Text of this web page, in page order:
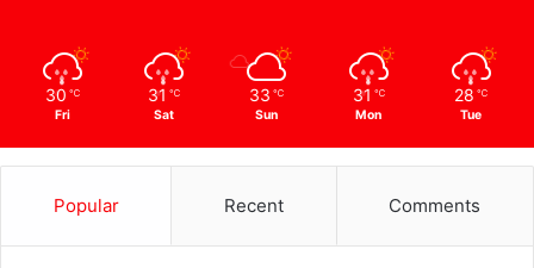
30 ℃
Fri
31 ℃
Sat
33 ℃
Sun
31 ℃
Mon
28 ℃
Tue
Popular Recent Comments